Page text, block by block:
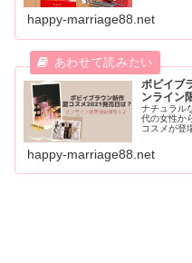
登場です！
報・口コミ
happy-marriage88.net
ボビイブ
ンライン
ナチュラル
代の女性か
コスメが登
happy-marriage88.net